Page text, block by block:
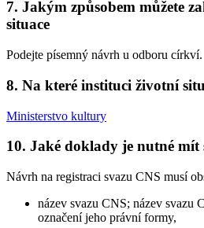
7. Jakým způsobem můžete
situace
Podejte písemný návrh u odboru církví.
8. Na které instituci životní
Ministerstvo kultury
10. Jaké doklady je nutné mít
Návrh na registraci svazu CNS musí
název svazu CNS; název svazu
označení jeho právní formy,